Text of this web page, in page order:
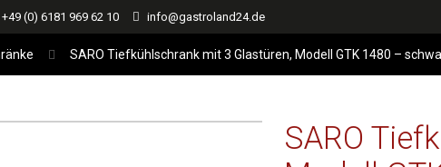
+49 (0) 6181 969 62 10 info@gastroland24.de
SARO Tiefkühlschrank mit 3 Glastüren, Modell GTK 1480 –
SARO